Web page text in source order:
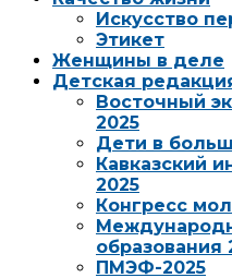
Искусство
Этикет
Женщины в деле
Детская
Восточный
2025
Дети в
Кавказский
2025
Конгресс
образования
ПМЭФ-2025